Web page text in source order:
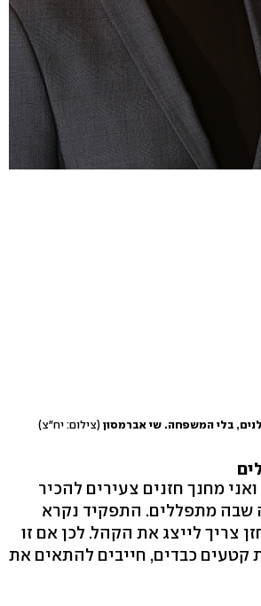
בלי המשפחה. שי אברמסון (צילום: יח"צ)
מחנך חזנים צעירים להכיר
מתפללים. התפקיד נקרא
צריך לייצג את הקהל. לכן אם זו
קטעים כבדים, חייבים להתאים את